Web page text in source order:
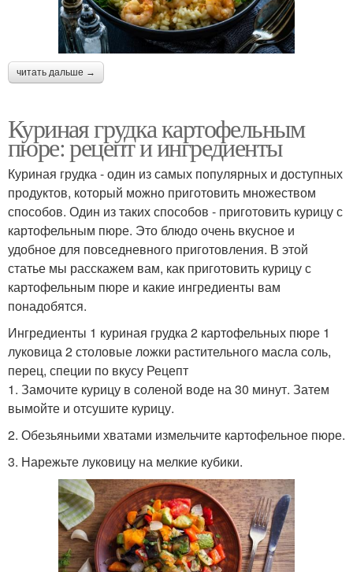
читать дальше →
Куриная грудка картофельным
пюре: рецепт и ингредиенты
Куриная грудка - один из самых популярных и доступных
продуктов, который можно приготовить множеством
способов. Один из таких способов - приготовить курицу с
картофельным пюре. Это блюдо очень вкусное и
удобное для повседневного приготовления. В этой
статье мы расскажем вам, как приготовить курицу с
картофельным пюре и какие ингредиенты вам
понадобятся.
Ингредиенты 1 куриная грудка 2 картофельных пюре 1
луковица 2 столовые ложки растительного масла соль,
перец, специи по вкусу Рецепт
1. Замочите курицу в соленой воде на 30 минут. Затем
вымойте и отсушите курицу.
2. Обезьяньими хватами измельчите картофельное пюре.
3. Нарежьте луковицу на мелкие кубики.